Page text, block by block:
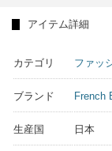
アイテム詳細
カテゴリ ファッ
ブランド French
生産国 日本